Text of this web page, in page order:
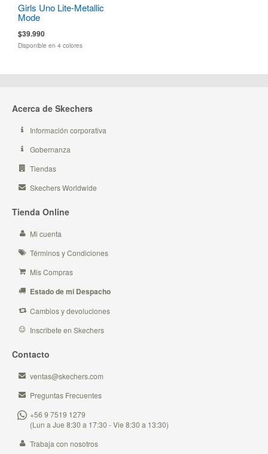
Girls Uno Lite-Metallic
Mode
$39.990
Disponible en 4 colores
Acerca de Skechers
Información corporativa
Gobernanza
Tiendas
Skechers Worldwide
Tienda Online
Mi cuenta
Términos y Condiciones
Mis Compras
Estado de mi Despacho
Cambios y devoluciones
Inscribete en Skechers
Contacto
ventas@skechers.com
Preguntas Frecuentes
+56 9 7519 1279
(Lun a Jue 8:30 a 17:30 - Vie 8:30 a 13:30)
Trabaja con nosotros